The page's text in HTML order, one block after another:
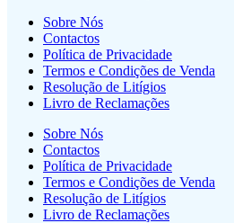
Sobre Nós
Contactos
Política de Privacidade
Termos e Condições de Venda
Resolução de Litígios
Livro de Reclamações
Sobre Nós
Contactos
Política de Privacidade
Termos e Condições de Venda
Resolução de Litígios
Livro de Reclamações